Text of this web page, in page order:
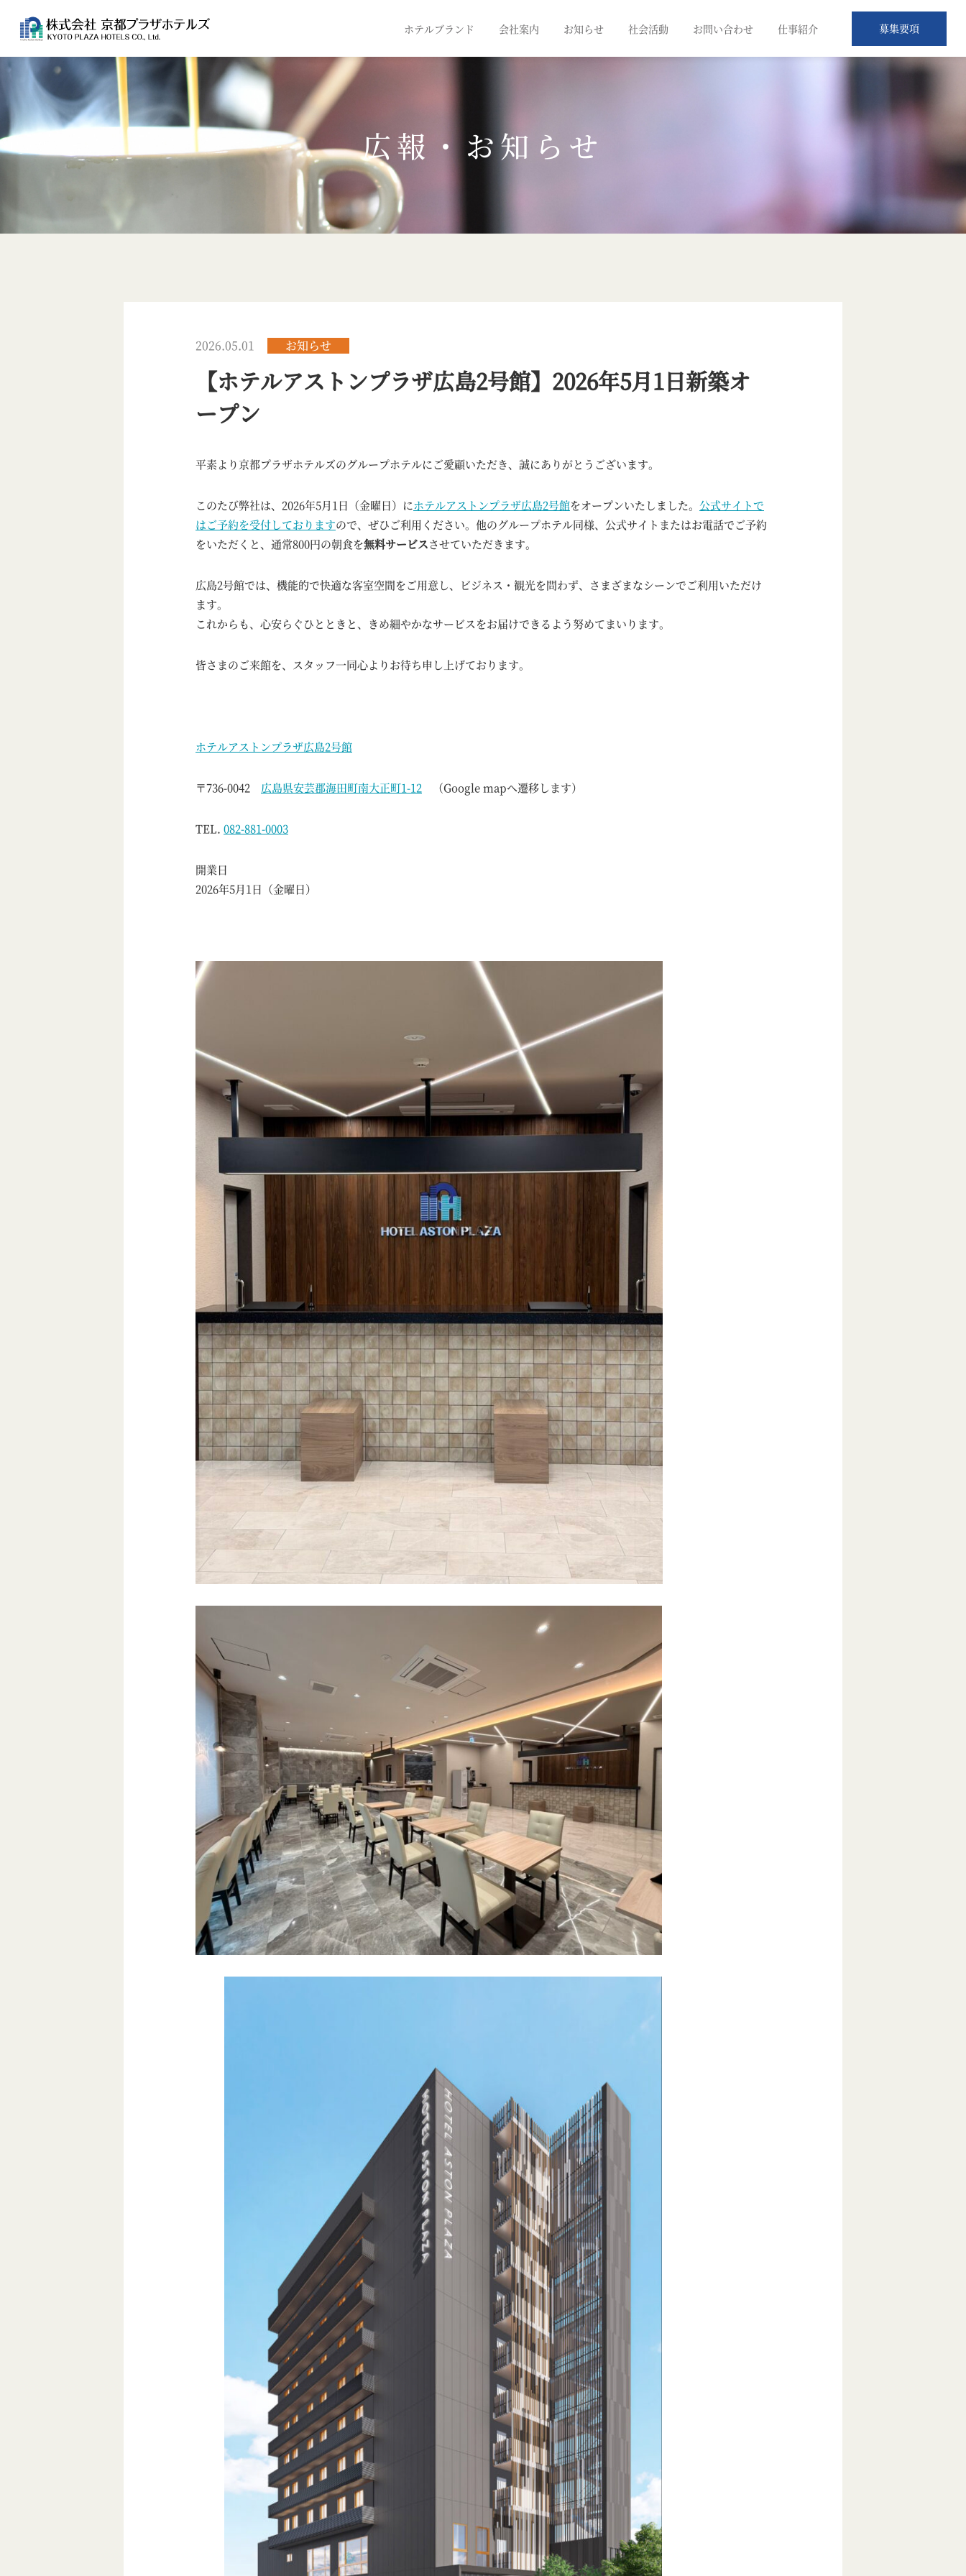
ホテルブランド 会社案内 お知らせ 社会活動 お問い合わせ 仕事紹介 募集要項
広報・お知らせ
2026.05.01 お知らせ
【ホテルアストンプラザ広島2号館】2026年5月1日新築オ
ープン
平素より京都プラザホテルズのグループホテルにご愛顧いただき、誠にありがとうございます。
このたび弊社は、2026年5月1日（金曜日）にホテルアストンプラザ広島2号館をオープンいたしました。 公式サイトで
はご予約を受付しておりますので、ぜひご利用ください。他のグループホテル同様、公式サイトまたはお電話でご予約
をいただくと、通常800円の朝食を無料サービスさせていただきます。
広島2号館では、機能的で快適な客室空間をご用意し、ビジネス・観光を問わず、さまざまなシーンでご利用いただけ
ます。
これからも、心安らぐひとときと、きめ細やかなサービスをお届けできるよう努めてまいります。
皆さまのご来館を、スタッフ一同心よりお待ち申し上げております。
ホテルアストンプラザ広島2号館
〒736-0042 広島県安芸郡海田町南大正町1-12 （Google mapへ遷移します）
TEL. 082-881-0003
開業日
2026年5月1日（金曜日）